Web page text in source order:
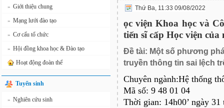
» Giới thiệu chung
» Mạng lưới đào tạo
» Cơ cấu tổ chức
» Hội đồng khoa học & Đào tạo
Hoạt động đoàn thể
Tuyển sinh
» Nghiên cứu sinh
Thứ Ba, 11:33 09/08/2022
ọc viện Khoa học và
tiến sĩ cấp Học viện
Đề tài: Một số phương
truyền thông tin sai lệch
Chuyên ngành:Hệ thống
Mã số: 9 48 01 04
Thời gian: 14h00’ ngày